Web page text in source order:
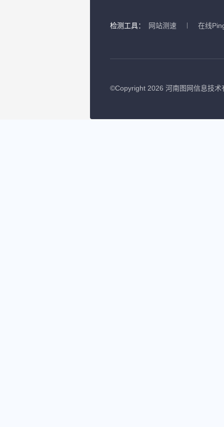
检测工具： 网站测速 在线
©Copyright 2026 河南图网信息技